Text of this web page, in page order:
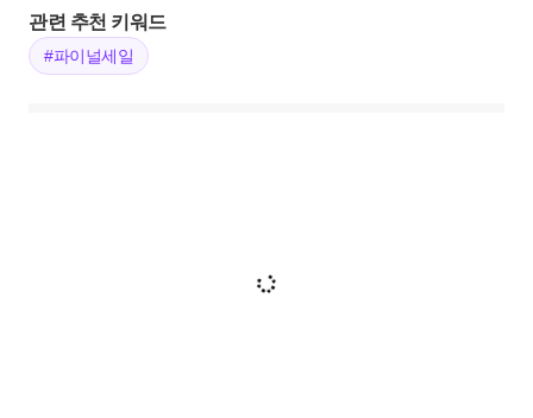
관련 추천 키워드
#파이널세일